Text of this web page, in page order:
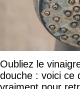
Oubliez le
douche : voici ce
vraiment pour